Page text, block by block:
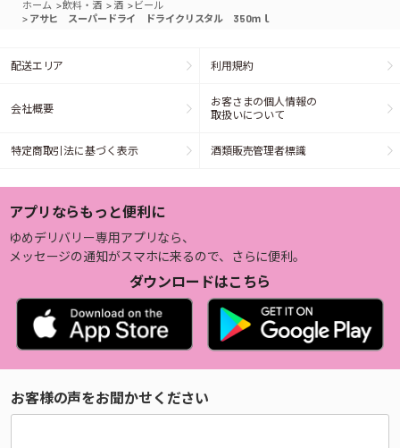
ホーム >飲料・酒 > 酒 > ビール
> アサヒ スーパードライ ドライクリスタル 350ｍｌ
配送エリア 利用規約
会社概要
お客さまの個人情報の
取扱いについて
特定商取引法に基づく表示 酒類販売管理者標識
アプリならもっと便利に
ゆめデリバリー専用アプリなら、
メッセージの通知がスマホに来るので、さらに便利。
ダウンロードはこちら
お客様の声をお聞かせください